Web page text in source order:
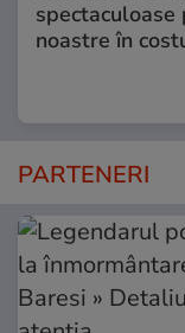
spectaculoase
noastre în
PARTENERI